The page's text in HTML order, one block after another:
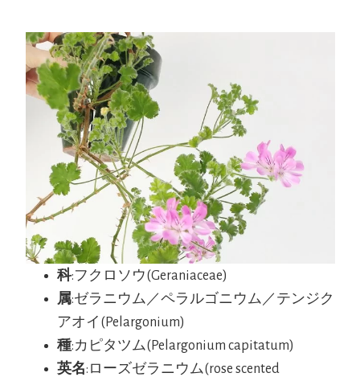
科:フクロソウ(Geraniaceae)
属:ゼラニウム／ペラルゴニウム／テンジク
アオイ(Pelargonium)
種:カピタツム(Pelargonium capitatum)
英名:ローズゼラニウム(rose scented